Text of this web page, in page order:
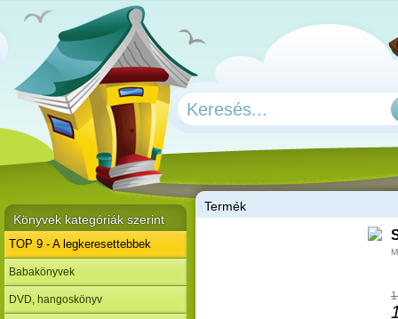
Termék
Könyvek kategóriák szerint
TOP 9 - A legkeresettebbek
Babakönyvek
DVD, hangoskönyv